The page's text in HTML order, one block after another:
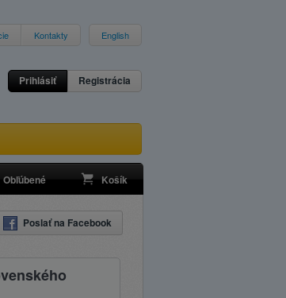
Kontakty English
Prihlásiť Registrácia
Obľúbené Košík
Poslať na Facebook